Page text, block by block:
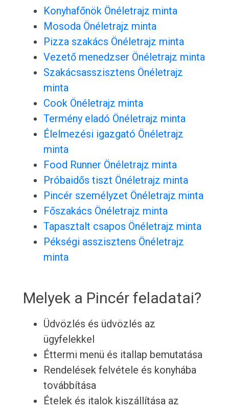
Konyhafőnök Önéletrajz minta
Mosoda Önéletrajz minta
Pizza szakács Önéletrajz minta
Vezető menedzser Önéletrajz minta
Szakácsasszisztens Önéletrajz
minta
Cook Önéletrajz minta
Termény eladó Önéletrajz minta
Élelmezési igazgató Önéletrajz
minta
Food Runner Önéletrajz minta
Próbaidős tiszt Önéletrajz minta
Pincér személyzet Önéletrajz minta
Főszakács Önéletrajz minta
Tapasztalt csapos Önéletrajz minta
Pékségi asszisztens Önéletrajz
minta
Melyek a Pincér feladatai?
Üdvözlés és üdvözlés az
ügyfelekkel
Éttermi menü és itallap bemutatása
Rendelések felvétele és konyhába
továbbítása
Ételek és italok kiszállítása az